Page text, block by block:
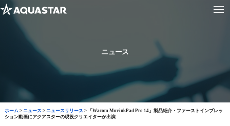
ニュース
ホーム> ニュース > ニュースリリース >
「Wacom MovinkPad Pro 14」製品紹介・ファーストインプレッ
ション動画にアクアスターの現役クリエイターが出演